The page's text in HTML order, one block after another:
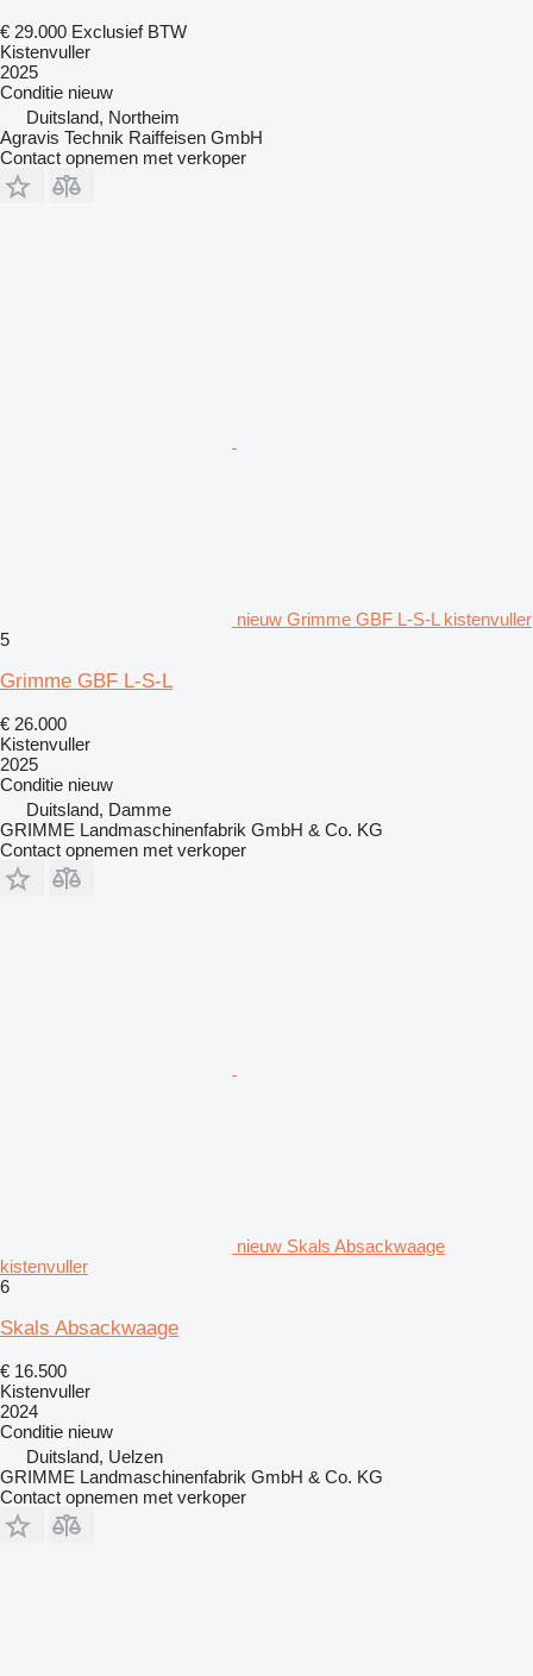
€ 29.000 Exclusief BTW
Kistenvuller
2025
Conditie nieuw
Duitsland, Northeim
Agravis Technik Raiffeisen GmbH
Contact opnemen met verkoper
nieuw Grimme GBF L-S-L kistenvuller
5
Grimme GBF L-S-L
€ 26.000
Kistenvuller
2025
Conditie nieuw
Duitsland, Damme
GRIMME Landmaschinenfabrik GmbH & Co. KG
Contact opnemen met verkoper
nieuw Skals Absackwaage
kistenvuller
6
Skals Absackwaage
€ 16.500
Kistenvuller
2024
Conditie nieuw
Duitsland, Uelzen
GRIMME Landmaschinenfabrik GmbH & Co. KG
Contact opnemen met verkoper